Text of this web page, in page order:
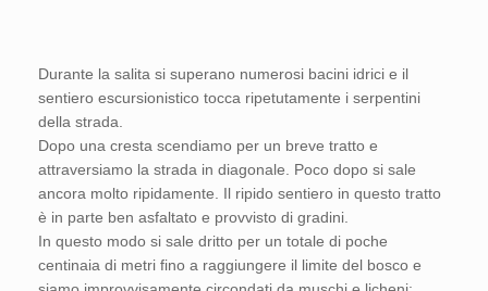
Durante la salita si superano numerosi bacini idrici e il
sentiero escursionistico tocca ripetutamente i serpentini
della strada.
Dopo una cresta scendiamo per un breve tratto e
attraversiamo la strada in diagonale. Poco dopo si sale
ancora molto ripidamente. Il ripido sentiero in questo tratto
è in parte ben asfaltato e provvisto di gradini.
In questo modo si sale dritto per un totale di poche
centinaia di metri fino a raggiungere il limite del bosco e